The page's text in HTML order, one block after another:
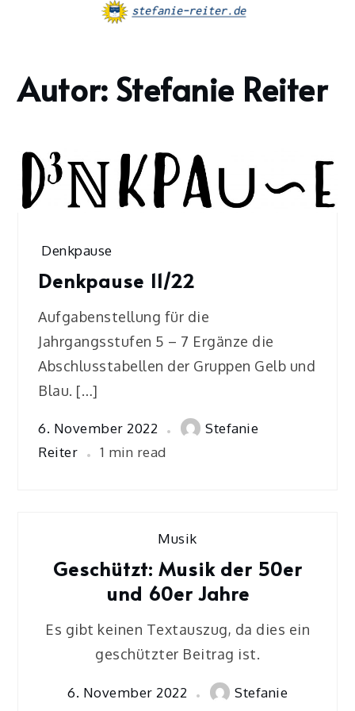
Home
Stefanie
3
Autor: Stefanie Reiter
Denkpause
Denkpause 11/22
Aufgabenstellung für die
Jahrgangsstufen 5 – 7 Ergänze die
Abschlusstabellen der Gruppen Gelb und
Blau. […]
6. November 2022
Stefanie
Reiter
1 min read
Musik
Geschützt: Musik der 50er
und 60er Jahre
Es gibt keinen Textauszug, da dies ein
geschützter Beitrag ist.
6. November 2022
Stefanie